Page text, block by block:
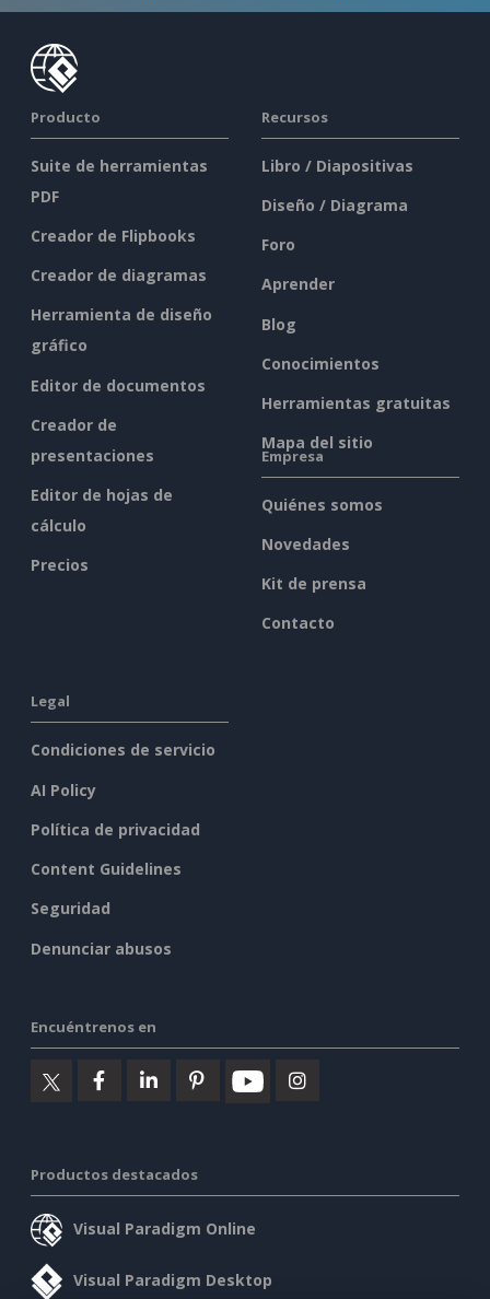
Producto
Suite de herramientas
PDF
Creador de Flipbooks
Creador de diagramas
Herramienta de diseño
gráfico
Editor de documentos
Creador de
presentaciones
Editor de hojas de
cálculo
Precios
Recursos
Libro / Diapositivas
Diseño / Diagrama
Foro
Aprender
Blog
Conocimientos
Herramientas gratuitas
Mapa del sitio
Empresa
Quiénes somos
Novedades
Kit de prensa
Contacto
Legal
Condiciones de servicio
AI Policy
Política de privacidad
Content Guidelines
Seguridad
Denunciar abusos
Encuéntrenos en
Productos destacados
Visual Paradigm Online
Visual Paradigm Desktop